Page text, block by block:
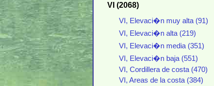
VI (2068)
VI, Elevaci�n muy alta (91)
VI, Elevaci�n alta (219)
VI, Elevaci�n media (351)
VI, Elevaci�n baja (551)
VI, Cordillera de costa (470)
VI, Areas de la costa (384)